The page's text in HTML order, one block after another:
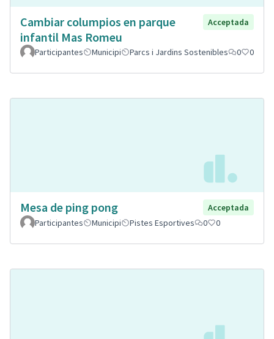
Cambiar columpios en parque
infantil Mas Romeu
Acceptada
Participantes Municipi Parcs i Jardins Sostenibles 0 0
Mesa de ping pong
Acceptada
Participantes
Municipi Pistes Esportives 0 0